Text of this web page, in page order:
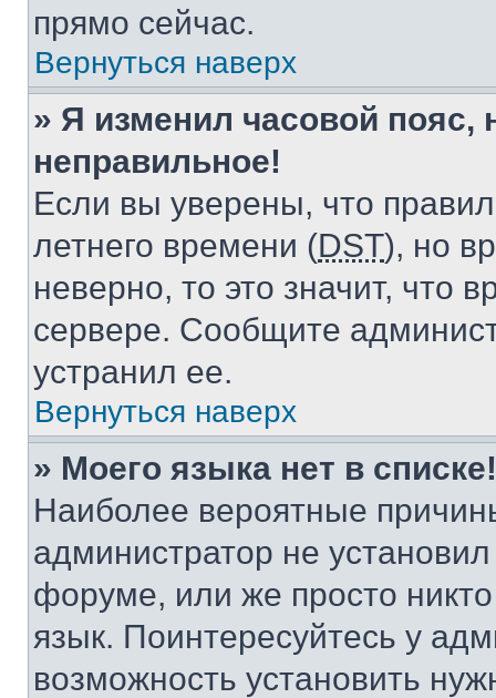
прямо сейчас.
Вернуться наверх
» Я изменил часовой пояс,
неправильное!
Если вы уверены, что
летнего времени (DST), но
неверно, то это значит, что
сервере. Сообщите
устранил ее.
Вернуться наверх
» Моего языка нет в списке!
Наиболее вероятные
администратор не
форуме, или же просто
язык. Поинтересуйтесь у
возможность установить